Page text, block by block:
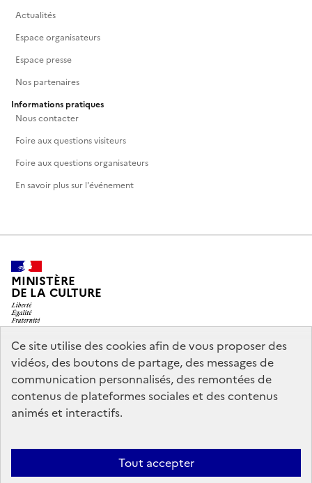
Ce site utilise des cookies afin de vous proposer des
vidéos, des boutons de partage, des messages de
communication personnalisés, des remontées de
contenus de plateformes sociales et des contenus
animés et interactifs.
Tout accepter
Actualités
Espace organisateurs
Espace presse
Nos partenaires
Informations pratiques
Nous contacter
Foire aux questions visiteurs
Foire aux questions organisateurs
En savoir plus sur l'événement
MINISTÈRE
DE LA CULTURE
legifrance.gouv.fr
info.gouv.fr
service-public.gouv.fr
data.gouv.fr
Mentions légales